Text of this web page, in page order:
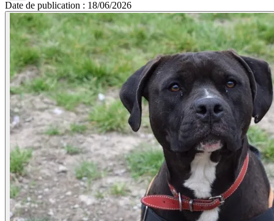
Date de publication : 18/06/2026